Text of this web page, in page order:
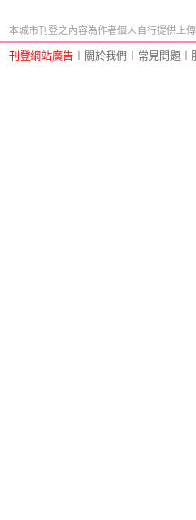
本城市刊登之內容為作者個人自行提供上
刊登網站廣告 關於我們 常見問題